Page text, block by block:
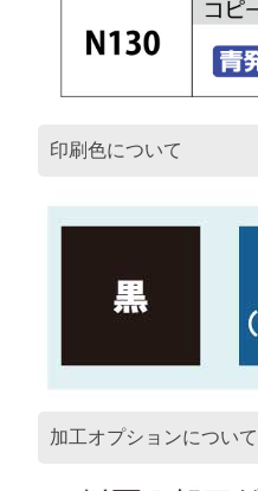
印刷色について
加工オプションについて